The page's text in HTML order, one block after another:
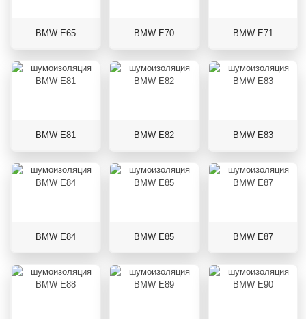
BMW E65 BMW E70 BMW E71
BMW E81 BMW E82 BMW E83
BMW E84 BMW E85 BMW E87